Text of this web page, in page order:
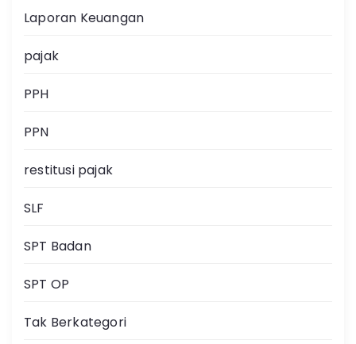
Laporan Keuangan
pajak
PPH
PPN
restitusi pajak
SLF
SPT Badan
SPT OP
Tak Berkategori